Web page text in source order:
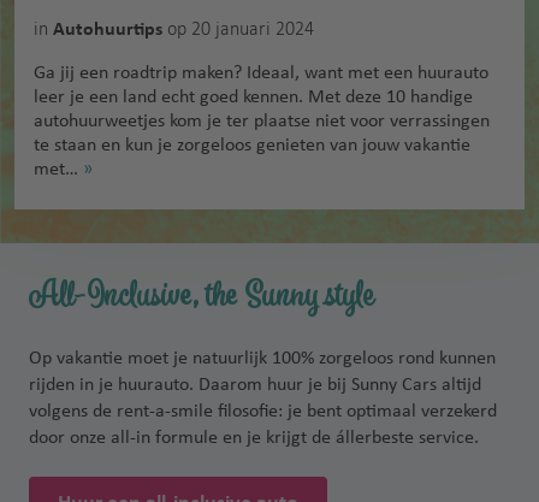
in Autohuurtips op 20 januari 2024
Ga jij een roadtrip maken? Ideaal, want met een huurauto
leer je een land echt goed kennen. Met deze 10 handige
autohuurweetjes kom je ter plaatse niet voor verrassingen
te staan en kun je zorgeloos genieten van jouw vakantie
met… »
All-Inclusive, the Sunny style
Op vakantie moet je natuurlijk 100% zorgeloos rond kunnen
rijden in je huurauto. Daarom huur je bij Sunny Cars altijd
volgens de rent-a-smile filosofie: je bent optimaal verzekerd
door onze all-in formule en je krijgt de állerbeste service.